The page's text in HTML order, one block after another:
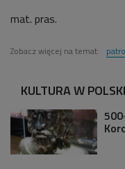
mat. pras.
Zobacz więcej na temat:
KULTURA W